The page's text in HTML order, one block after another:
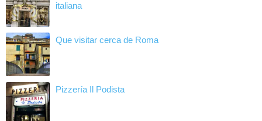
italiana
Que visitar cerca de Roma
Pizzería Il Podista